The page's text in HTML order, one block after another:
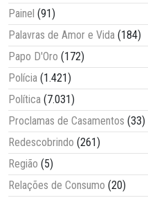
Painel (91)
Palavras de Amor e Vida (184)
Papo D'Oro (172)
Polícia (1.421)
Política (7.031)
Proclamas de Casamentos (33)
Redescobrindo (261)
Região (5)
Relações de Consumo (20)